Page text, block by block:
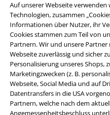
Auf unserer Webseite verwenden
Technologien, zusammen
Informationen über Nutzer, ihr
Cookies stammen zum Teil von
Partnern. Wir und unsere
Webseite zuverlässig und sicher
Personalisierung unseres Shops,
Marketingzwecken (z. B.
Webseite, Social Media und auf
Datentransfers in die USA
Partnern, welche nach dem
Angemessenheitsbeschluss
Rechtliches
AGB